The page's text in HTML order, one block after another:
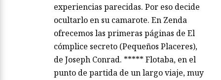
experiencias parecidas. Por eso decide
ocultarlo en su camarote. En Zenda
ofrecemos las primeras páginas de El
cómplice secreto (Pequeños Placeres),
de Joseph Conrad. ***** Flotaba, en el
punto de partida de un largo viaje, muy